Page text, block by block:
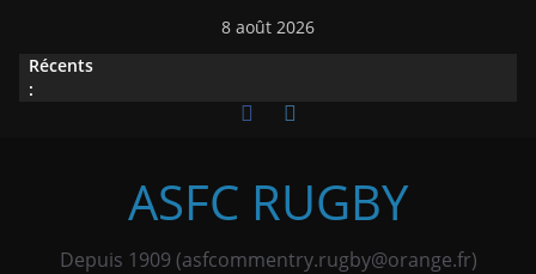
contenu
8 août 2026
Récents
:
ASFC RUGBY
Depuis 1909 (asfcommentry.rugby@orange.fr)